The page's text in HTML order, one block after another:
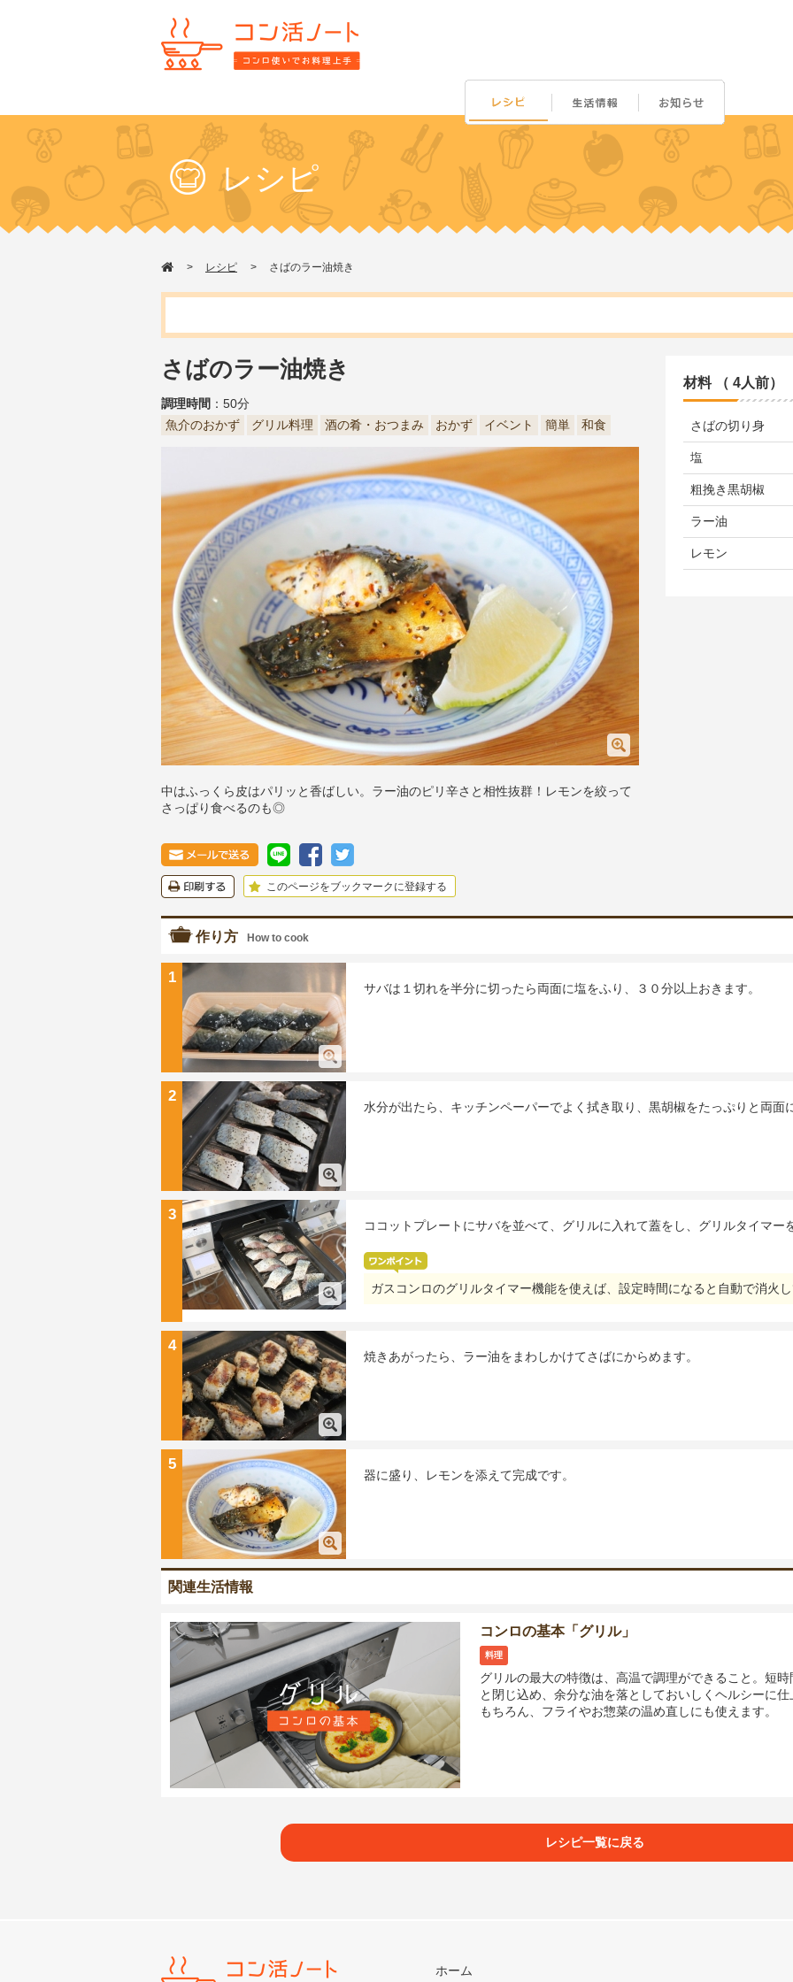
レシピ
レシピ さばのラー油焼き
さばのラー油焼き
調理時間 ：50分
魚介のおかず
グリル料理 酒の肴・おつまみ おかず イベント 簡単 和食
中はふっくら皮はパリッと香ばしい。ラー油のピリ辛さと相性抜群！​​​​​レモンを絞って
さっぱり食べるのも◎
このページをブックマークに登録する
材料 （ 4人前）
さばの切り身
塩
粗挽き黒胡椒
ラー油
レモン
作り方 How to cook
1
サバは１切れを半分に切ったら両面に塩をふり、３０分以上おきます。
2
水分が出たら、キッチンペーパーでよく拭き取り、黒胡椒をたっぷりと両面
3
ココットプレートにサバを並べて、グリルに入れて蓋をし、グリルタイマー
ガスコンロのグリルタイマー機能を使えば、設定時間になると自動で消火し
4
焼きあがったら、ラー油をまわしかけてさばにからめます。
5
器に盛り、レモンを添えて完成です。
関連生活情報
コンロの基本「グリル」
料理
グリルの最大の特徴は、高温で調理ができること。短
と閉じ込め、余分な油を落としておいしくヘルシーに
もちろん、フライやお惣菜の温め直しにも使えます。
レシピ一覧に戻る
ホーム